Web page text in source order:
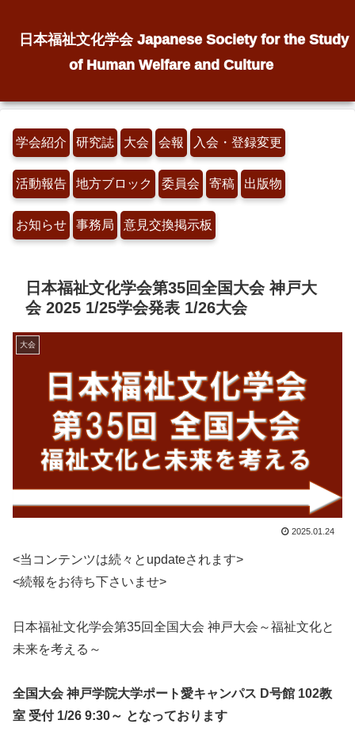
日本福祉文化学会 Japanese Society for the Study
of Human Welfare and Culture
学会紹介 研究誌 大会 会報 入会・登録変更
活動報告 地方ブロック 委員会 寄稿 出版物
お知らせ 事務局 意見交換掲示板
日本福祉文化学会第35回全国大会 神戸大
会 2025 1/25学会発表 1/26大会
大会
2025.01.24
<当コンテンツは続々とupdateされます>
<続報をお待ち下さいませ>
日本福祉文化学会第35回全国大会 神戸大会～福祉文化と
未来を考える～
全国大会 神戸学院大学ポート愛キャンパス D号館 102教
室 受付 1/26 9:30～ となっております